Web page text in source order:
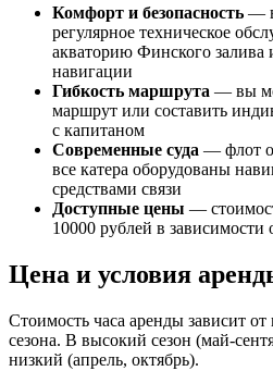
Комфорт и безопасность —
регулярное техническое
акваторию Финского
навигации
Гибкость маршрута — вы
маршрут или составить
с капитаном
Современные суда — флот
все катера оборудованы
средствами связи
Доступные цены —
10000 рублей в зависимости
Цена и условия
Стоимость часа аренды зависит
сезона. В высокий сезон (май-
низкий (апрель, октябрь).